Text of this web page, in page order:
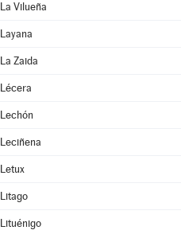
La Vilueña
Layana
La Zaida
Lécera
Lechón
Leciñena
Letux
Litago
Lituénigo